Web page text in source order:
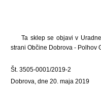
Ta sklep se objavi v
strani Občine Dobrova - Polhov
Št. 3505-0001/2019-2
Dobrova, dne 20. maja 2019